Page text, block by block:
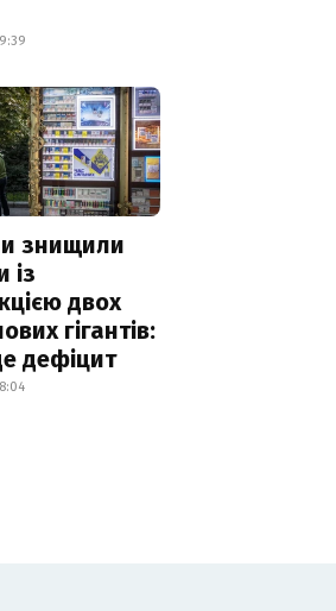
знищили
із
двох
гігантів:
дефіцит